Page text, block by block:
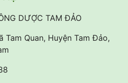
DƯỢC TAM ĐẢO
Tam Quan, Huyện Tam Đảo,